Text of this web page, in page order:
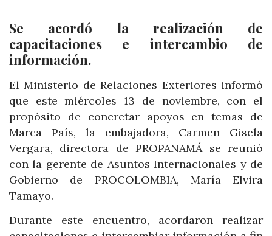
Se acordó la realización de
capacitaciones e intercambio de
información.
El Ministerio de Relaciones Exteriores informó
que este miércoles 13 de noviembre, con el
propósito de concretar apoyos en temas de
Marca País, la embajadora, Carmen Gisela
Vergara, directora de PROPANAMÁ se reunió
con la gerente de Asuntos Internacionales y de
Gobierno de PROCOLOMBIA, María Elvira
Tamayo.
Durante este encuentro, acordaron realizar